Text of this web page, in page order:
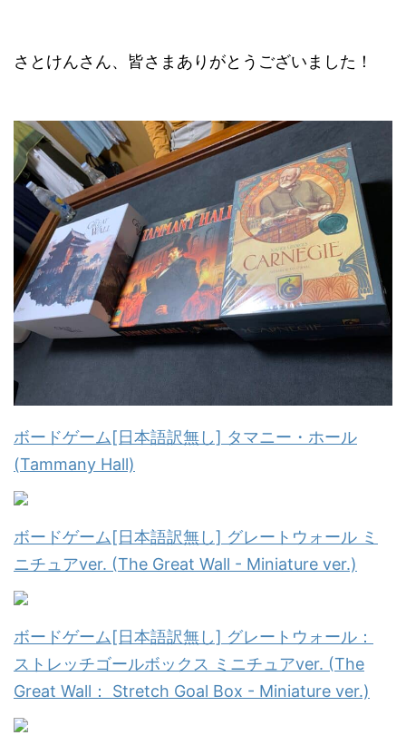
さとけんさん、皆さまありがとうございました！
ボードゲーム[日本語訳無し] タマニー・ホール
(Tammany Hall)
ボードゲーム[日本語訳無し] グレートウォール ミ
ニチュアver. (The Great Wall - Miniature ver.)
ボードゲーム[日本語訳無し] グレートウォール：
ストレッチゴールボックス ミニチュアver. (The
Great Wall： Stretch Goal Box - Miniature ver.)